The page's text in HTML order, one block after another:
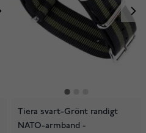
Tiera svart-Grönt randigt
NATO-armband -